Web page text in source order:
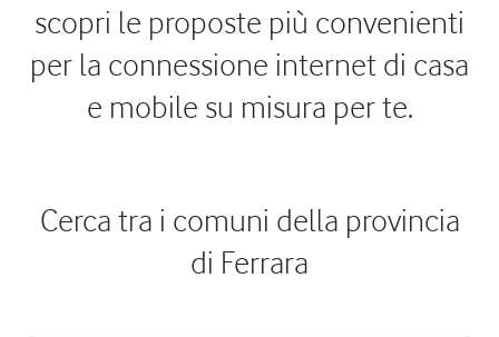
scopri le proposte più convenienti
per la connessione internet di casa
e mobile su misura per te.
Cerca tra i comuni della provincia
di Ferrara